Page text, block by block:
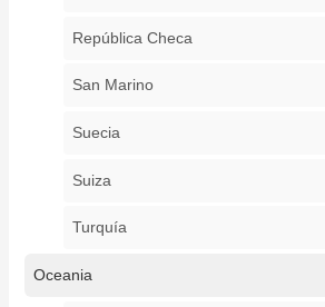
República Checa
San Marino
Suecia
Suiza
Turquía
Oceania